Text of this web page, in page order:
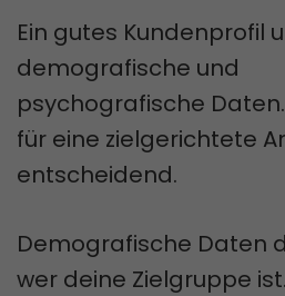
Ein gutes Kundenprofil
demografische und
psychografische
für eine zielgerichtete
entscheidend.
Demografische Daten
wer deine Zielgruppe ist.